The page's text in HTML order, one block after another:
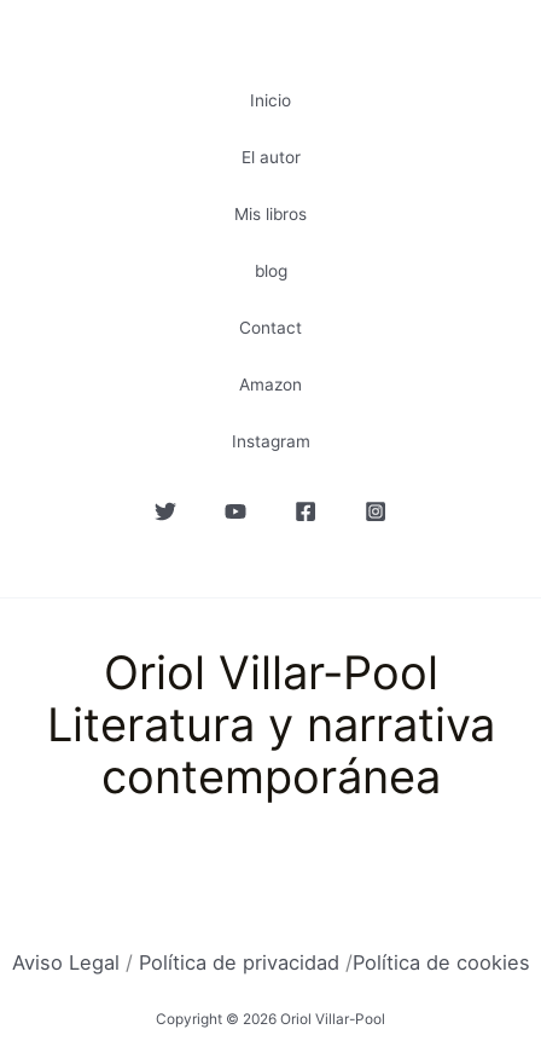
Inicio
El autor
Mis libros
blog
Contact
Amazon
Instagram
Oriol Villar-Pool
Literatura y narrativa
contemporánea
Aviso Legal / Política de privacidad /Política de cookies
Copyright © 2026 Oriol Villar-Pool